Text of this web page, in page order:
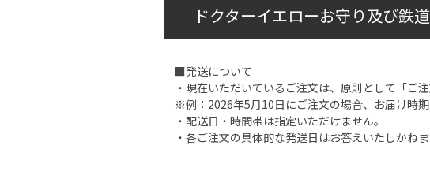
ドクターイエローお守り及び鉄
■発送について
・現在いただいているご注文は、原則として「ご
※例：2026年5月10日にご注文の場合、お届け時期
・配送日・時間帯は指定いただけません。
・各ご注文の具体的な発送日はお答えいたしかねま